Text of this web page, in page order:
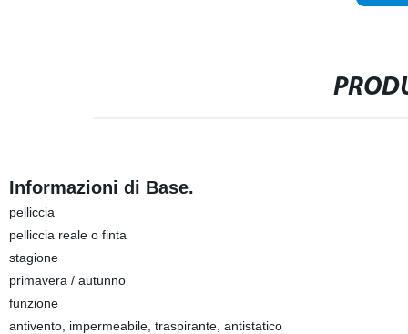
Informazioni di Base.
pelliccia
pelliccia reale o finta
stagione
primavera / autunno
funzione
antivento, impermeabile, traspirante, antistatico